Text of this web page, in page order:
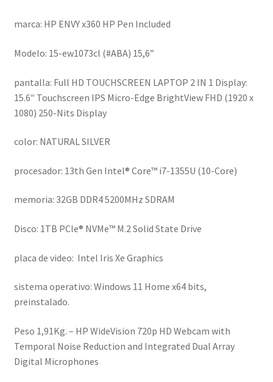
marca: HP ENVY x360 HP Pen Included
Modelo: 15-ew1073cl (#ABA) 15,6”
pantalla: Full HD TOUCHSCREEN LAPTOP 2 IN 1 Display:
15.6″ Touchscreen IPS Micro-Edge BrightView FHD (1920 x
1080) 250-Nits Display
color: NATURAL SILVER
procesador: 13th Gen Intel® Core™ i7-1355U (10-Core)
memoria: 32GB DDR4 5200MHz SDRAM
Disco: 1TB PCle® NVMe™ M.2 Solid State Drive
placa de video: Intel Iris Xe Graphics
sistema operativo: Windows 11 Home x64 bits,
preinstalado.
Peso 1,91Kg. – HP WideVision 720p HD Webcam with
Temporal Noise Reduction and Integrated Dual Array
Digital Microphones